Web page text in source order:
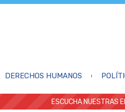
DERECHOS HUMANOS
ESCUCHA NUESTRAS